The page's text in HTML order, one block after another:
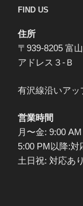
FIND US
住所
〒939-8205 富
アドレス３-Ｂ
有沢線沿いアッ
営業時間
月〜金: 9:00
5:00 PM以降:対
土日祝: 対応あ